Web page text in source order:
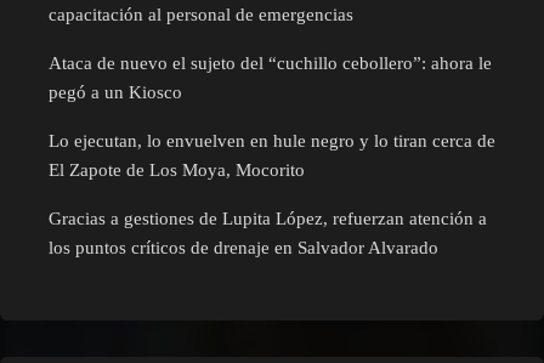
capacitación al personal de emergencias
Ataca de nuevo el sujeto del “cuchillo cebollero”: ahora le
pegó a un Kiosco
Lo ejecutan, lo envuelven en hule negro y lo tiran cerca de
El Zapote de Los Moya, Mocorito
Gracias a gestiones de Lupita López, refuerzan atención a
los puntos críticos de drenaje en Salvador Alvarado